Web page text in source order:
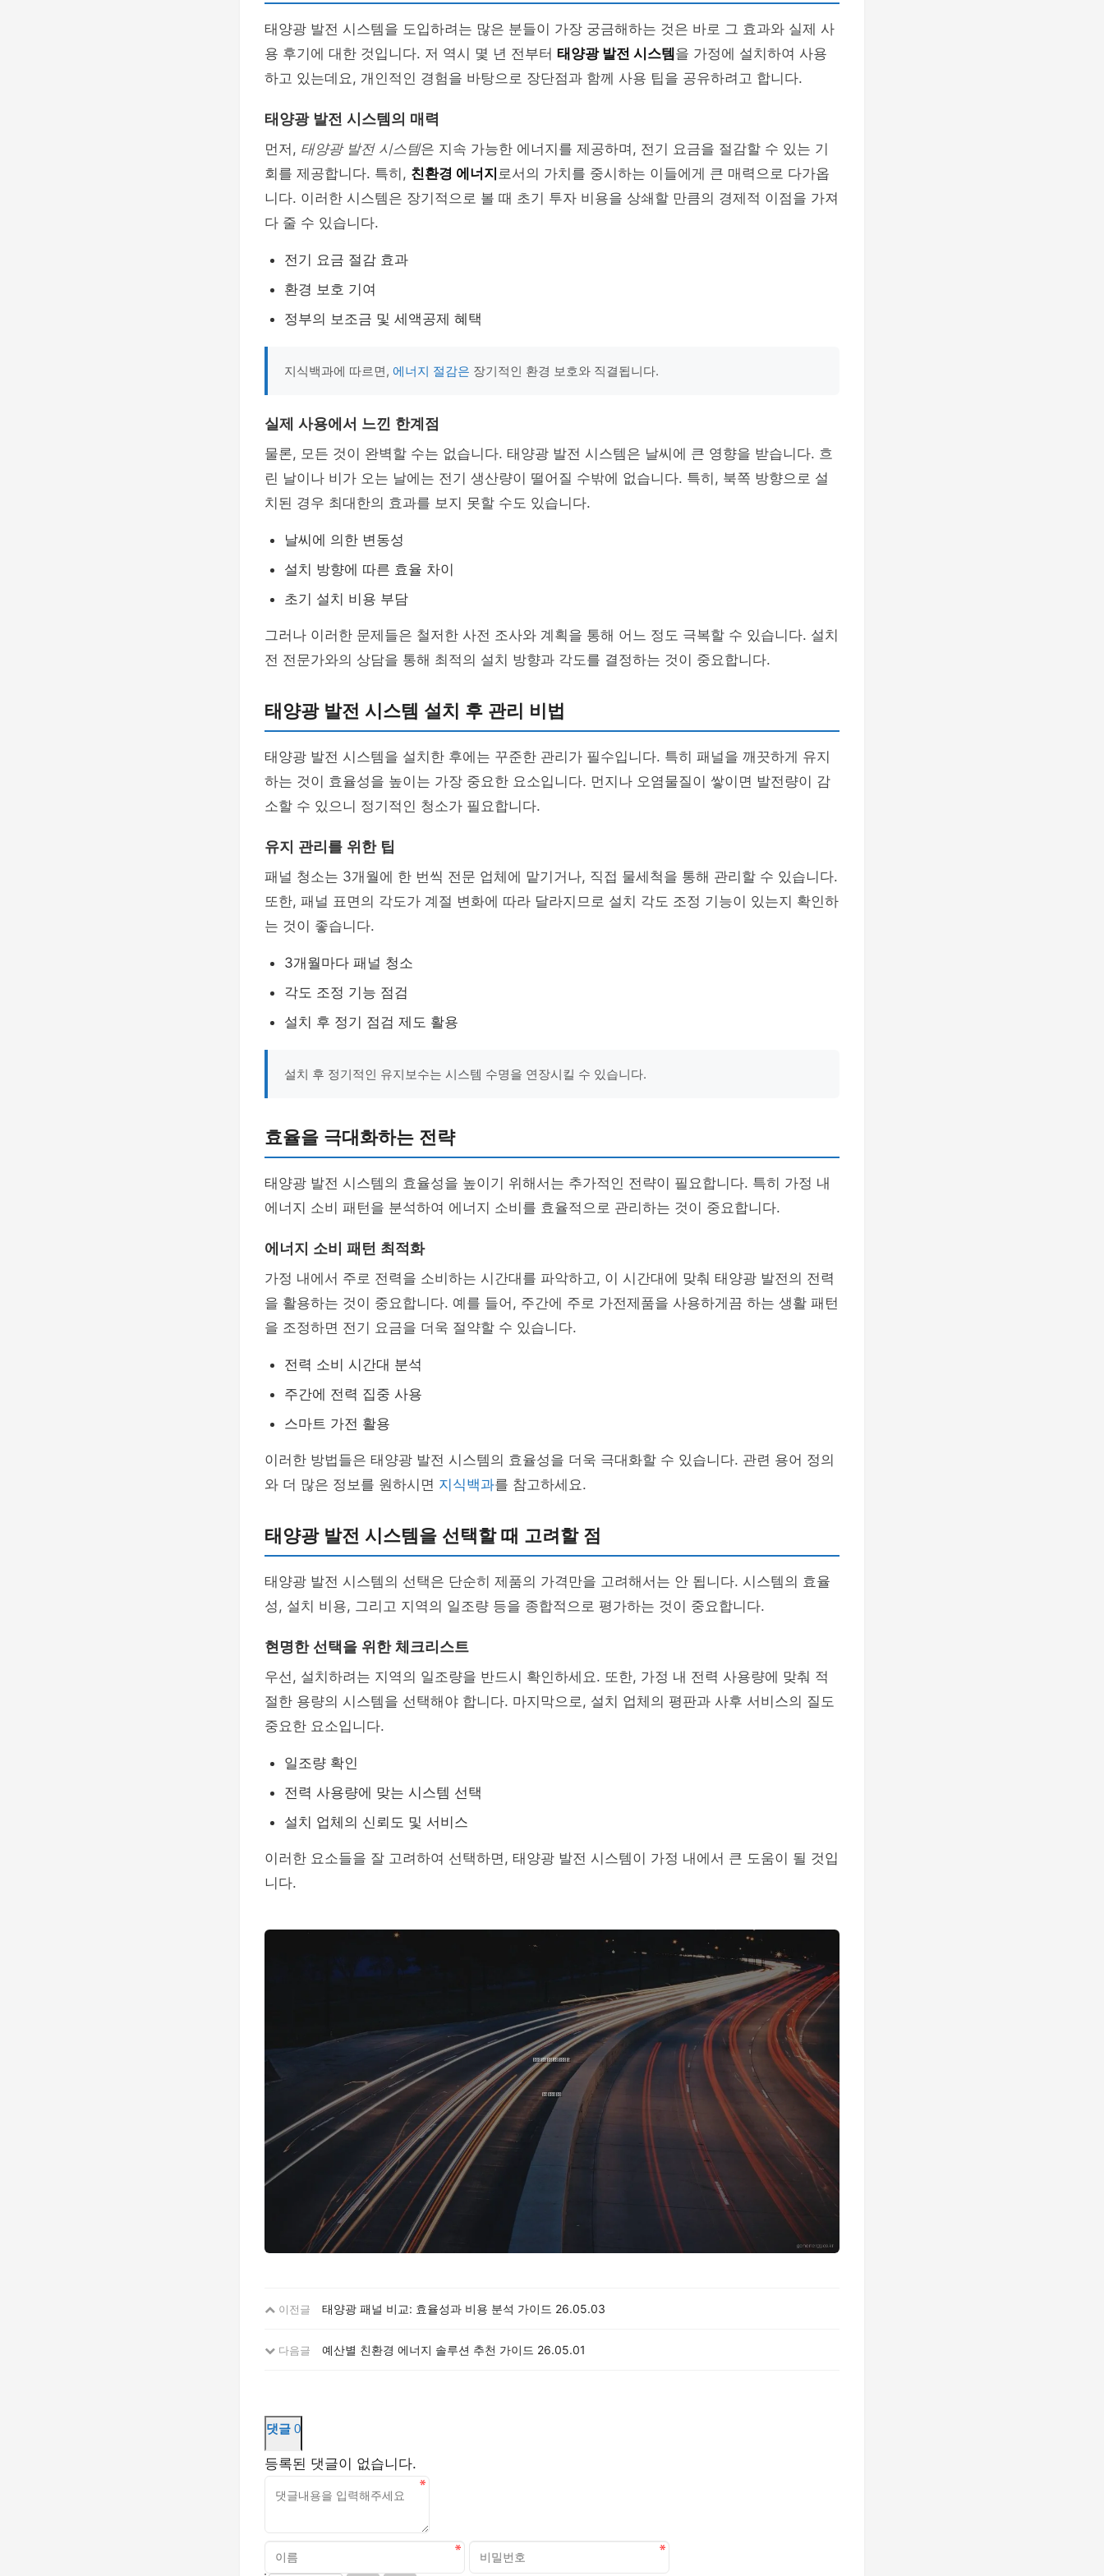
태양광 발전 시스템을 도입하려는 많은 분들이 가장 궁금해하는 것은 바로 그 효과와 실제 사
용 후기에 대한 것입니다. 저 역시 몇 년 전부터 태양광 발전 시스템 을 가정에 설치하여 사용
하고 있는데요, 개인적인 경험을 바탕으로 장단점과 함께 사용 팁을 공유하려고 합니다.
태양광 발전 시스템의 매력
먼저, 태양광 발전 시스템은 지속 가능한 에너지를 제공하며, 전기 요금을 절감할 수 있는 기
회를 제공합니다. 특히, 친환경 에너지 로서의 가치를 중시하는 이들에게 큰 매력으로 다가옵
니다. 이러한 시스템은 장기적으로 볼 때 초기 투자 비용을 상쇄할 만큼의 경제적 이점을 가져
다 줄 수 있습니다.
전기 요금 절감 효과
환경 보호 기여
정부의 보조금 및 세액공제 혜택
지식백과에 따르면, 에너지 절감은 장기적인 환경 보호와 직결됩니다.
실제 사용에서 느낀 한계점
물론, 모든 것이 완벽할 수는 없습니다. 태양광 발전 시스템은 날씨에 큰 영향을 받습니다. 흐
린 날이나 비가 오는 날에는 전기 생산량이 떨어질 수밖에 없습니다. 특히, 북쪽 방향으로 설
치된 경우 최대한의 효과를 보지 못할 수도 있습니다.
날씨에 의한 변동성
설치 방향에 따른 효율 차이
초기 설치 비용 부담
그러나 이러한 문제들은 철저한 사전 조사와 계획을 통해 어느 정도 극복할 수 있습니다. 설치
전 전문가와의 상담을 통해 최적의 설치 방향과 각도를 결정하는 것이 중요합니다.
태양광 발전 시스템 설치 후 관리 비법
태양광 발전 시스템을 설치한 후에는 꾸준한 관리가 필수입니다. 특히 패널을 깨끗하게 유지
하는 것이 효율성을 높이는 가장 중요한 요소입니다. 먼지나 오염물질이 쌓이면 발전량이 감
소할 수 있으니 정기적인 청소가 필요합니다.
유지 관리를 위한 팁
패널 청소는 3개월에 한 번씩 전문 업체에 맡기거나, 직접 물세척을 통해 관리할 수 있습니다.
또한, 패널 표면의 각도가 계절 변화에 따라 달라지므로 설치 각도 조정 기능이 있는지 확인하
는 것이 좋습니다.
3개월마다 패널 청소
각도 조정 기능 점검
설치 후 정기 점검 제도 활용
설치 후 정기적인 유지보수는 시스템 수명을 연장시킬 수 있습니다.
효율을 극대화하는 전략
태양광 발전 시스템의 효율성을 높이기 위해서는 추가적인 전략이 필요합니다. 특히 가정 내
에너지 소비 패턴을 분석하여 에너지 소비를 효율적으로 관리하는 것이 중요합니다.
에너지 소비 패턴 최적화
가정 내에서 주로 전력을 소비하는 시간대를 파악하고, 이 시간대에 맞춰 태양광 발전의 전력
을 활용하는 것이 중요합니다. 예를 들어, 주간에 주로 가전제품을 사용하게끔 하는 생활 패턴
을 조정하면 전기 요금을 더욱 절약할 수 있습니다.
전력 소비 시간대 분석
주간에 전력 집중 사용
스마트 가전 활용
이러한 방법들은 태양광 발전 시스템의 효율성을 더욱 극대화할 수 있습니다. 관련 용어 정의
와 더 많은 정보를 원하시면 지식백과를 참고하세요.
태양광 발전 시스템을 선택할 때 고려할 점
태양광 발전 시스템의 선택은 단순히 제품의 가격만을 고려해서는 안 됩니다. 시스템의 효율
성, 설치 비용, 그리고 지역의 일조량 등을 종합적으로 평가하는 것이 중요합니다.
현명한 선택을 위한 체크리스트
우선, 설치하려는 지역의 일조량을 반드시 확인하세요. 또한, 가정 내 전력 사용량에 맞춰 적
절한 용량의 시스템을 선택해야 합니다. 마지막으로, 설치 업체의 평판과 사후 서비스의 질도
중요한 요소입니다.
일조량 확인
전력 사용량에 맞는 시스템 선택
설치 업체의 신뢰도 및 서비스
이러한 요소들을 잘 고려하여 선택하면, 태양광 발전 시스템이 가정 내에서 큰 도움이 될 것입
니다.
이전글 태양광 패널 비교: 효율성과 비용 분석 가이드 26.05.03
다음글 예산별 친환경 에너지 솔루션 추천 가이드 26.05.01
댓글 0
등록된 댓글이 없습니다.